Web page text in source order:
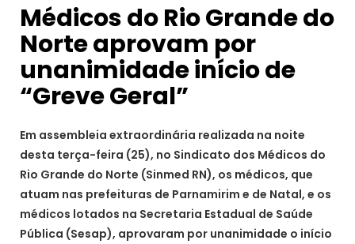
Médicos do Rio Grande do
Norte aprovam por
unanimidade início de
“Greve Geral”
Em assembleia extraordinária realizada na noite
desta terça-feira (25), no Sindicato dos Médicos do
Rio Grande do Norte (Sinmed RN), os médicos, que
atuam nas prefeituras de Parnamirim e de Natal, e os
médicos lotados na Secretaria Estadual de Saúde
Pública (Sesap), aprovaram por unanimidade o início